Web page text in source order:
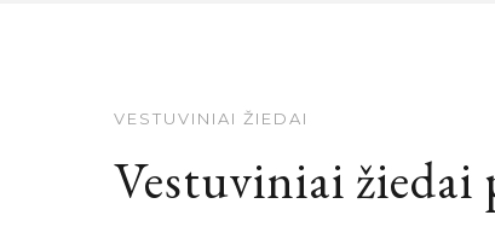
VESTUVINIAI ŽIEDAI
Vestuviniai žiedai